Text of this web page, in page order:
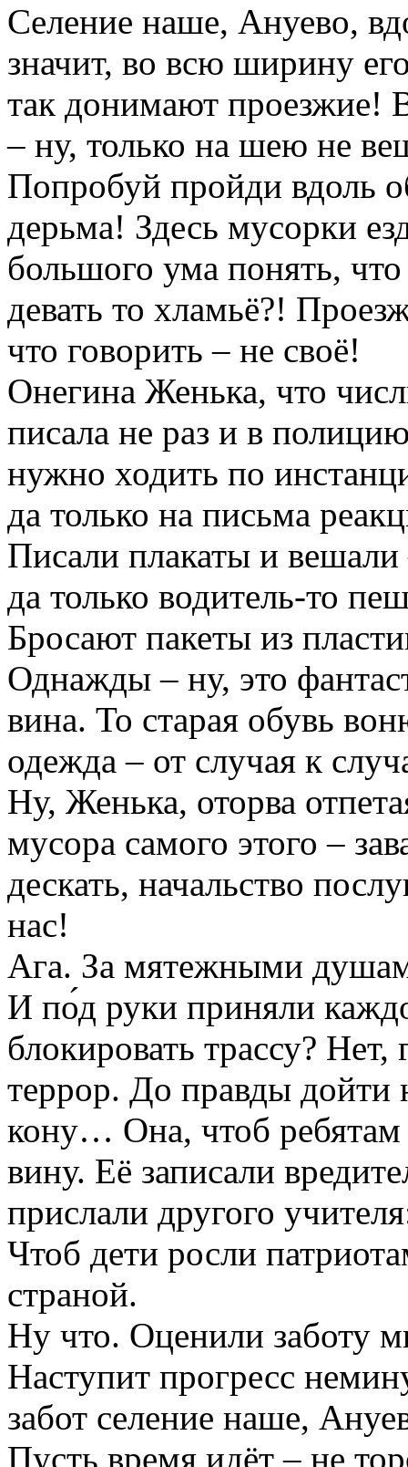
Селение наше, Ануево,
значит, во всю ширину
так донимают проезжие!
– ну, только на шею не
Попробуй пройди вдоль
дерьма! Здесь мусорки
большого ума понять,
девать то хламьё?!
что говорить – не своё!
Онегина Женька, что
писала не раз и в
нужно ходить по
да только на письма
Писали плакаты и вешали
да только водитель-то
Бросают пакеты из
Однажды – ну, это
вина. То старая обувь
одежда – от случая к
Ну, Женька, оторва
мусора самого этого –
дескать, начальство
нас!
Ага. За мятежными
И по́д руки приняли
блокировать трассу?
террор. До правды дойти
кону… Она, чтоб ребятам
вину. Её записали
прислали другого
Чтоб дети росли
страной.
Ну что. Оценили заботу
Наступит прогресс
забот селение наше,
Пусть время идёт – не